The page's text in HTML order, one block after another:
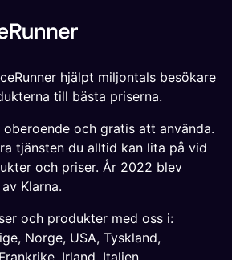
hjälpt miljontals besökare
till bästa priserna.
oberoende och gratis att använda.
tjänsten du alltid kan lita på vid
och priser. År 2022 blev
Klarna.
och produkter med oss i:
, Norge, USA, Tyskland,